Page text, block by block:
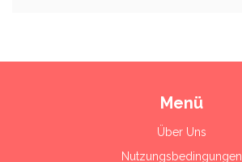
Menü
Über Uns
Nutzungsbedingungen